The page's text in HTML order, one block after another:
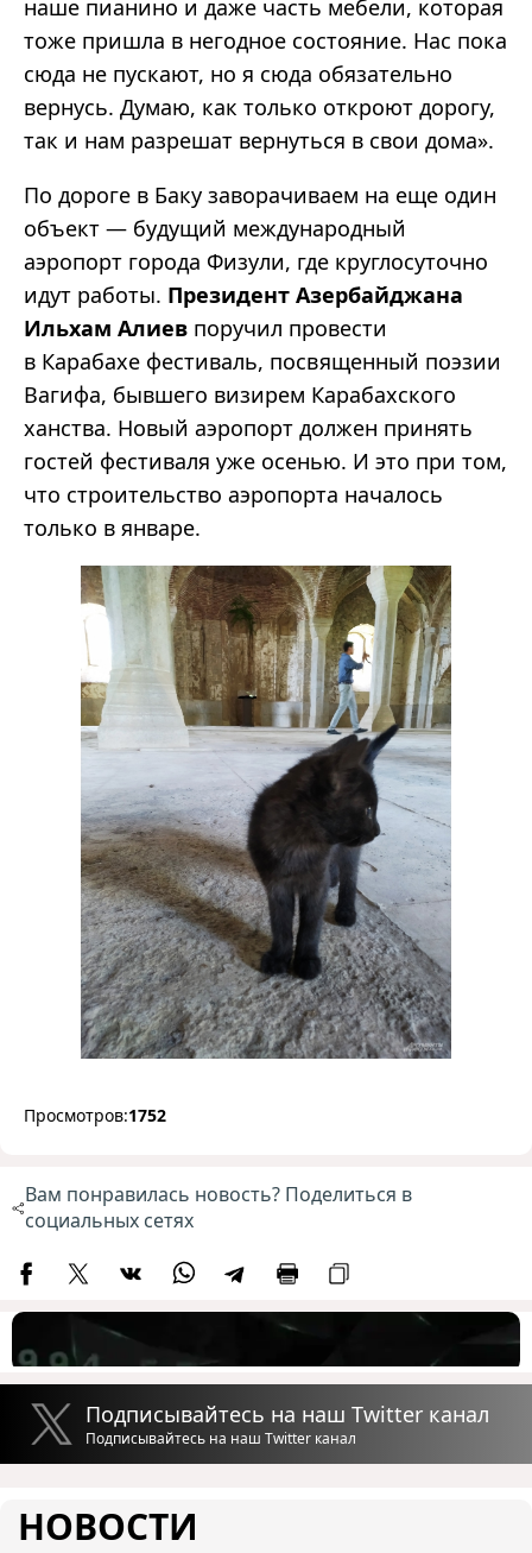
наше пианино и даже часть мебели, которая
тоже пришла в негодное состояние. Нас пока
сюда не пускают, но я сюда обязательно
вернусь. Думаю, как только откроют дорогу,
так и нам разрешат вернуться в свои дома».
По дороге в Баку заворачиваем на еще один
объект — будущий международный
аэропорт города Физули, где круглосуточно
идут работы. Президент Азербайджана
Ильхам Алиев поручил провести
в Карабахе фестиваль, посвященный поэзии
Вагифа, бывшего визирем Карабахского
ханства. Новый аэропорт должен принять
гостей фестиваля уже осенью. И это при том,
что строительство аэропорта началось
только в январе.
Просмотров:1752
Вам понравилась новость? Поделиться в
социальных сетях
Подписывайтесь на наш Twitter канал
Подписывайтесь на наш Twitter канал
НОВОСТИ